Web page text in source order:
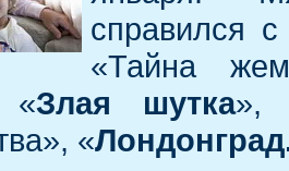
справился
«Тайна
«Злая шутка»,
«